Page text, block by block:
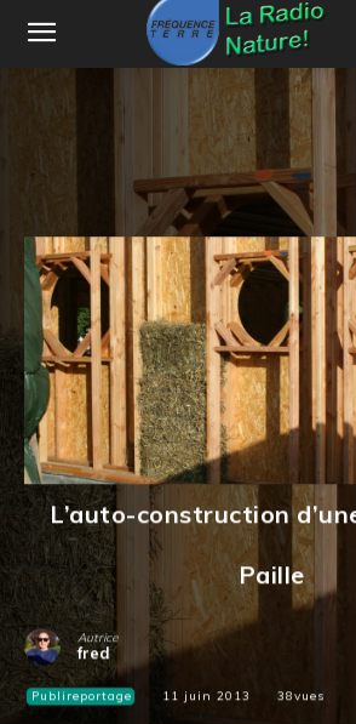
L’auto-construction
Paille
Autrice
fred
Publireportage 11 juin 2013 38vues